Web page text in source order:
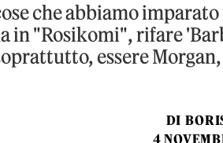
che abbiamo
in "Rosikomi", rifare
essere
DI
4